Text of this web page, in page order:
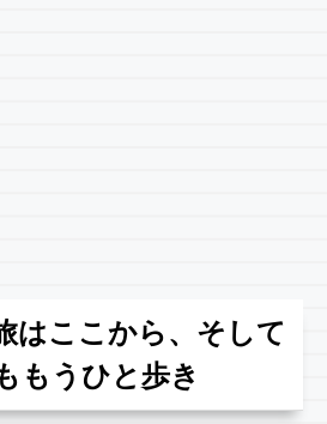
はここから、そして
もうひと歩き